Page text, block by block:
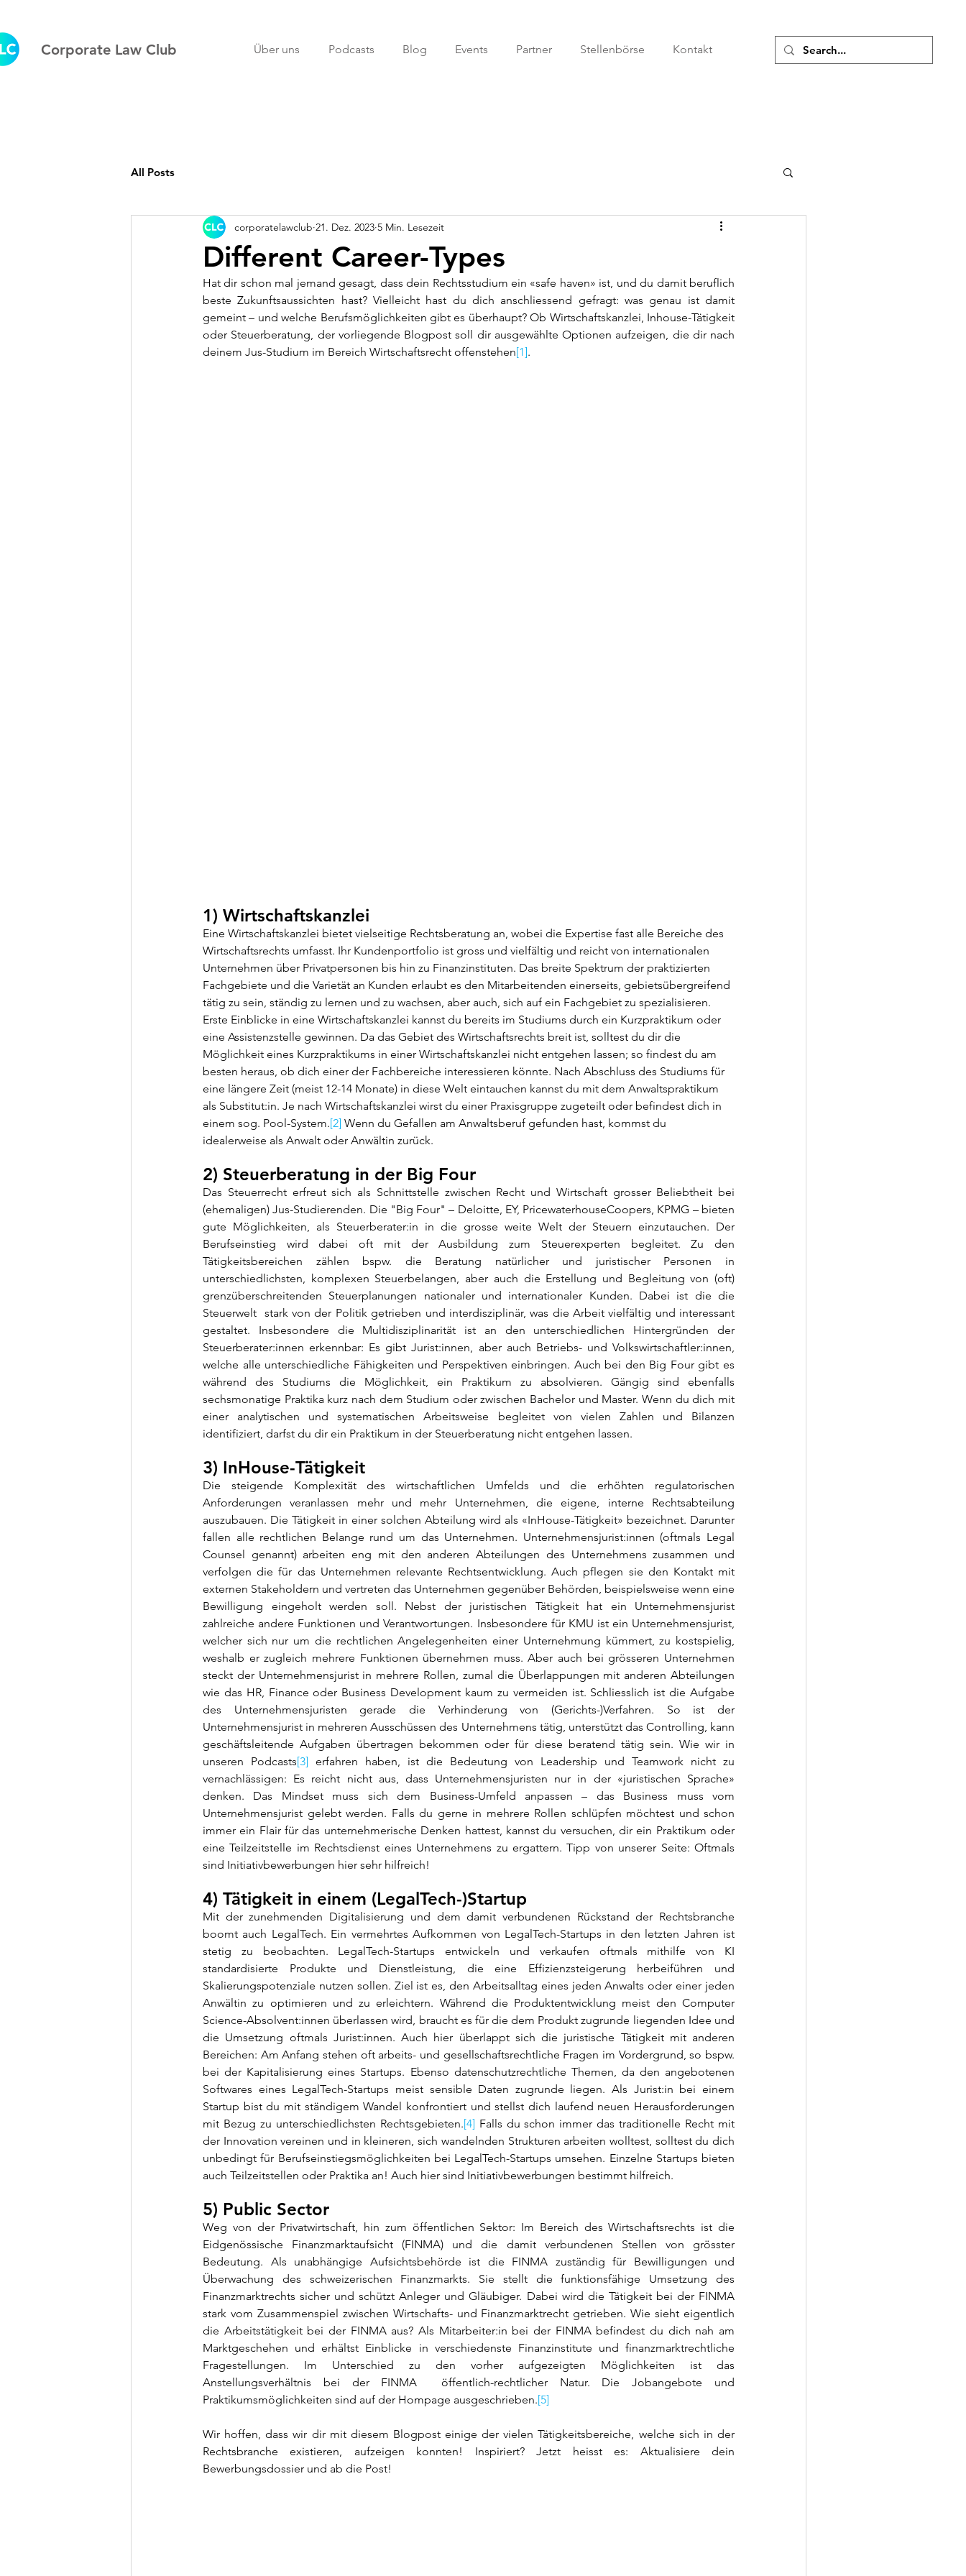
Corporate Law Club Über uns Podcasts Blog Events Partner Stellenbörse Kontakt
All Posts
Different Career-Types
corporatelawclub 21. Dez. 2023 5 Min. Lesezeit
Hat dir schon mal jemand gesagt, dass dein Rechtsstudium ein «safe haven» ist, und du damit beruflich
beste Zukunftsaussichten hast? Vielleicht hast du dich anschliessend gefragt: was genau ist damit
gemeint – und welche Berufsmöglichkeiten gibt es überhaupt? Ob Wirtschaftskanzlei, Inhouse-Tätigkeit
oder Steuerberatung, der vorliegende Blogpost soll dir ausgewählte Optionen aufzeigen, die dir nach
deinem Jus-Studium im Bereich Wirtschaftsrecht offenstehen[1].
1) Wirtschaftskanzlei
Eine Wirtschaftskanzlei bietet vielseitige Rechtsberatung an, wobei die Expertise fast alle Bereiche des
Wirtschaftsrechts umfasst. Ihr Kundenportfolio ist gross und vielfältig und reicht von internationalen
Unternehmen über Privatpersonen bis hin zu Finanzinstituten. Das breite Spektrum der praktizierten
Fachgebiete und die Varietät an Kunden erlaubt es den Mitarbeitenden einerseits, gebietsübergreifend
tätig zu sein, ständig zu lernen und zu wachsen, aber auch, sich auf ein Fachgebiet zu spezialisieren.
Erste Einblicke in eine Wirtschaftskanzlei kannst du bereits im Studiums durch ein Kurzpraktikum oder
eine Assistenzstelle gewinnen. Da das Gebiet des Wirtschaftsrechts breit ist, solltest du dir die
Möglichkeit eines Kurzpraktikums in einer Wirtschaftskanzlei nicht entgehen lassen; so findest du am
besten heraus, ob dich einer der Fachbereiche interessieren könnte. Nach Abschluss des Studiums für
eine längere Zeit (meist 12-14 Monate) in diese Welt eintauchen kannst du mit dem Anwaltspraktikum
als Substitut:in. Je nach Wirtschaftskanzlei wirst du einer Praxisgruppe zugeteilt oder befindest dich in
einem sog. Pool-System.[2] Wenn du Gefallen am Anwaltsberuf gefunden hast, kommst du
idealerweise als Anwalt oder Anwältin zurück.
2) Steuerberatung in der Big Four
Das Steuerrecht erfreut sich als Schnittstelle zwischen Recht und Wirtschaft grosser Beliebtheit bei
(ehemaligen) Jus-Studierenden. Die "Big Four" – Deloitte, EY, PricewaterhouseCoopers, KPMG – bieten
gute Möglichkeiten, als Steuerberater:in in die grosse weite Welt der Steuern einzutauchen. Der
Berufseinstieg wird dabei oft mit der Ausbildung zum Steuerexperten begleitet. Zu den
Tätigkeitsbereichen zählen bspw. die Beratung natürlicher und juristischer Personen in
unterschiedlichsten, komplexen Steuerbelangen, aber auch die Erstellung und Begleitung von (oft)
grenzüberschreitenden Steuerplanungen nationaler und internationaler Kunden. Dabei ist die die
Steuerwelt  stark von der Politik getrieben und interdisziplinär, was die Arbeit vielfältig und interessant
gestaltet. Insbesondere die Multidisziplinarität ist an den unterschiedlichen Hintergründen der
Steuerberater:innen erkennbar: Es gibt Jurist:innen, aber auch Betriebs- und Volkswirtschaftler:innen,
welche alle unterschiedliche Fähigkeiten und Perspektiven einbringen. Auch bei den Big Four gibt es
während des Studiums die Möglichkeit, ein Praktikum zu absolvieren. Gängig sind ebenfalls
sechsmonatige Praktika kurz nach dem Studium oder zwischen Bachelor und Master. Wenn du dich mit
einer analytischen und systematischen Arbeitsweise begleitet von vielen Zahlen und Bilanzen
identifiziert, darfst du dir ein Praktikum in der Steuerberatung nicht entgehen lassen.
3) InHouse-Tätigkeit
Die steigende Komplexität des wirtschaftlichen Umfelds und die erhöhten regulatorischen
Anforderungen veranlassen mehr und mehr Unternehmen, die eigene, interne Rechtsabteilung
auszubauen. Die Tätigkeit in einer solchen Abteilung wird als «InHouse-Tätigkeit» bezeichnet. Darunter
fallen alle rechtlichen Belange rund um das Unternehmen. Unternehmensjurist:innen (oftmals Legal
Counsel genannt) arbeiten eng mit den anderen Abteilungen des Unternehmens zusammen und
verfolgen die für das Unternehmen relevante Rechtsentwicklung. Auch pflegen sie den Kontakt mit
externen Stakeholdern und vertreten das Unternehmen gegenüber Behörden, beispielsweise wenn eine
Bewilligung eingeholt werden soll. Nebst der juristischen Tätigkeit hat ein Unternehmensjurist
zahlreiche andere Funktionen und Verantwortungen. Insbesondere für KMU ist ein Unternehmensjurist,
welcher sich nur um die rechtlichen Angelegenheiten einer Unternehmung kümmert, zu kostspielig,
weshalb er zugleich mehrere Funktionen übernehmen muss. Aber auch bei grösseren Unternehmen
steckt der Unternehmensjurist in mehrere Rollen, zumal die Überlappungen mit anderen Abteilungen
wie das HR, Finance oder Business Development kaum zu vermeiden ist. Schliesslich ist die Aufgabe
des Unternehmensjuristen gerade die Verhinderung von (Gerichts-)Verfahren. So ist der
Unternehmensjurist in mehreren Ausschüssen des Unternehmens tätig, unterstützt das Controlling, kann
geschäftsleitende Aufgaben übertragen bekommen oder für diese beratend tätig sein. Wie wir in
unseren Podcasts[3] erfahren haben, ist die Bedeutung von Leadership und Teamwork nicht zu
vernachlässigen: Es reicht nicht aus, dass Unternehmensjuristen nur in der «juristischen Sprache»
denken. Das Mindset muss sich dem Business-Umfeld anpassen – das Business muss vom
Unternehmensjurist gelebt werden. Falls du gerne in mehrere Rollen schlüpfen möchtest und schon
immer ein Flair für das unternehmerische Denken hattest, kannst du versuchen, dir ein Praktikum oder
eine Teilzeitstelle im Rechtsdienst eines Unternehmens zu ergattern. Tipp von unserer Seite: Oftmals
sind Initiativbewerbungen hier sehr hilfreich!
4) Tätigkeit in einem (LegalTech-)Startup
Mit der zunehmenden Digitalisierung und dem damit verbundenen Rückstand der Rechtsbranche
boomt auch LegalTech. Ein vermehrtes Aufkommen von LegalTech-Startups in den letzten Jahren ist
stetig zu beobachten. LegalTech-Startups entwickeln und verkaufen oftmals mithilfe von KI
standardisierte Produkte und Dienstleistung, die eine Effizienzsteigerung herbeiführen und
Skalierungspotenziale nutzen sollen. Ziel ist es, den Arbeitsalltag eines jeden Anwalts oder einer jeden
Anwältin zu optimieren und zu erleichtern. Während die Produktentwicklung meist den Computer
Science-Absolvent:innen überlassen wird, braucht es für die dem Produkt zugrunde liegenden Idee und
die Umsetzung oftmals Jurist:innen. Auch hier überlappt sich die juristische Tätigkeit mit anderen
Bereichen: Am Anfang stehen oft arbeits- und gesellschaftsrechtliche Fragen im Vordergrund, so bspw.
bei der Kapitalisierung eines Startups. Ebenso datenschutzrechtliche Themen, da den angebotenen
Softwares eines LegalTech-Startups meist sensible Daten zugrunde liegen. Als Jurist:in bei einem
Startup bist du mit ständigem Wandel konfrontiert und stellst dich laufend neuen Herausforderungen
mit Bezug zu unterschiedlichsten Rechtsgebieten.[4] Falls du schon immer das traditionelle Recht mit
der Innovation vereinen und in kleineren, sich wandelnden Strukturen arbeiten wolltest, solltest du dich
unbedingt für Berufseinstiegsmöglichkeiten bei LegalTech-Startups umsehen. Einzelne Startups bieten
auch Teilzeitstellen oder Praktika an! Auch hier sind Initiativbewerbungen bestimmt hilfreich.
5) Public Sector
Weg von der Privatwirtschaft, hin zum öffentlichen Sektor: Im Bereich des Wirtschaftsrechts ist die
Eidgenössische Finanzmarktaufsicht (FINMA) und die damit verbundenen Stellen von grösster
Bedeutung. Als unabhängige Aufsichtsbehörde ist die FINMA zuständig für Bewilligungen und
Überwachung des schweizerischen Finanzmarkts. Sie stellt die funktionsfähige Umsetzung des
Finanzmarktrechts sicher und schützt Anleger und Gläubiger. Dabei wird die Tätigkeit bei der FINMA
stark vom Zusammenspiel zwischen Wirtschafts- und Finanzmarktrecht getrieben. Wie sieht eigentlich
die Arbeitstätigkeit bei der FINMA aus? Als Mitarbeiter:in bei der FINMA befindest du dich nah am
Marktgeschehen und erhältst Einblicke in verschiedenste Finanzinstitute und finanzmarktrechtliche
Fragestellungen. Im Unterschied zu den vorher aufgezeigten Möglichkeiten ist das
Anstellungsverhältnis bei der FINMA  öffentlich-rechtlicher Natur. Die Jobangebote und
Praktikumsmöglichkeiten sind auf der Hompage ausgeschrieben.[5]
Wir hoffen, dass wir dir mit diesem Blogpost einige der vielen Tätigkeitsbereiche, welche sich in der
Rechtsbranche existieren, aufzeigen konnten! Inspiriert? Jetzt heisst es: Aktualisiere dein
Bewerbungsdossier und ab die Post!